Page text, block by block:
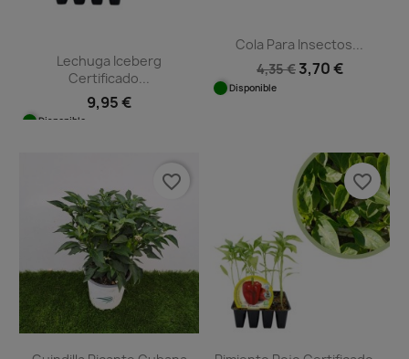
Lechuga Iceberg
Certificado...
9,95 €
Disponible
Cola Para Insectos...
4,35 € 3,70 €
Disponible
favorite_border favorite_border